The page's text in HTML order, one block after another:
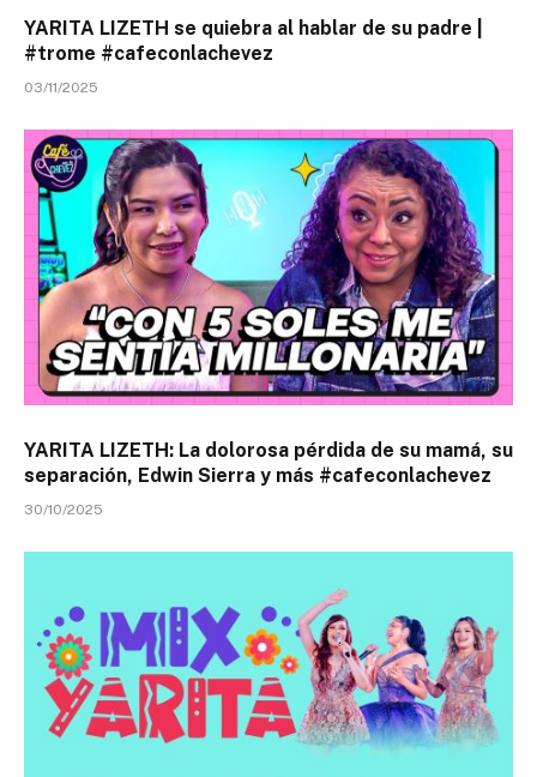
YARITA LIZETH se quiebra al hablar de su padre |
#trome #cafeconlachevez
03/11/2025
YARITA LIZETH: La dolorosa pérdida de su mamá, su
separación, Edwin Sierra y más #cafeconlachevez
30/10/2025